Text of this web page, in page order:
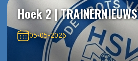
Hoek 2 | TRAINERNIEUWS
05-05-2026